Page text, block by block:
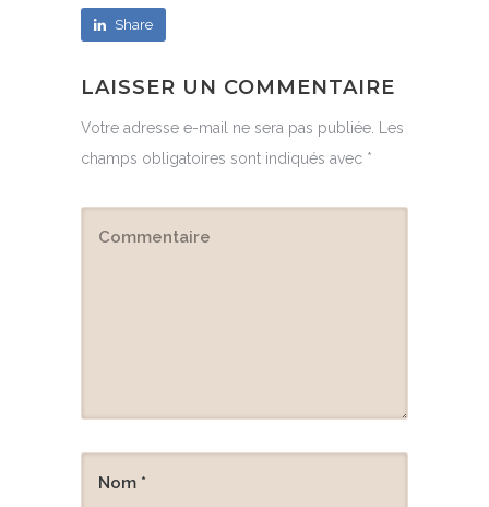
Share
LAISSER UN COMMENTAIRE
Votre adresse e-mail ne sera pas publiée. Les
champs obligatoires sont indiqués avec *